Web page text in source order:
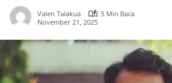
Valen Talakua
5 Min Baca
November 21, 2025